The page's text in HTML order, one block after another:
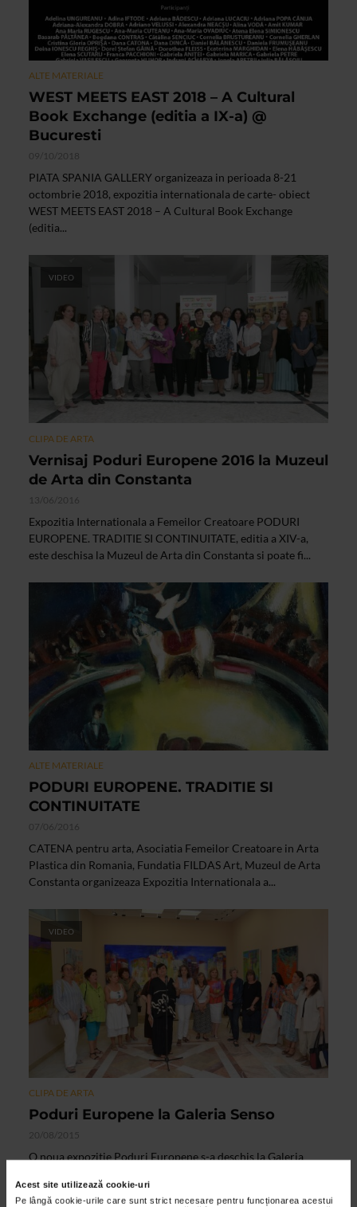
Acest site utilizează cookie-uri
Pe lângă cookie-urile care sunt strict necesare pentru funcționarea acestui
ALTE MATERIALE
WEST MEETS EAST 2018 – A Cultural
Book Exchange (editia a IX-a) @
Bucuresti
09/10/2018
PIATA SPANIA GALLERY organizeaza in perioada 8-21
octombrie 2018, expozitia internationala de carte- obiect
WEST MEETS EAST 2018 – A Cultural Book Exchange
(editia...
VIDEO
CLIPA DE ARTA
Vernisaj Poduri Europene 2016 la Muzeul
de Arta din Constanta
13/06/2016
Expozitia Internationala a Femeilor Creatoare PODURI
EUROPENE. TRADITIE SI CONTINUITATE, editia a XIV-a,
este deschisa la Muzeul de Arta din Constanta si poate fi...
ALTE MATERIALE
PODURI EUROPENE. TRADITIE SI
CONTINUITATE
07/06/2016
CATENA pentru arta, Asociatia Femeilor Creatoare in Arta
Plastica din Romania, Fundatia FILDAS Art, Muzeul de Arta
Constanta organizeaza Expozitia Internationala a...
VIDEO
CLIPA DE ARTA
Poduri Europene la Galeria Senso
20/08/2015
O noua expozitie Poduri Europene s-a deschis la Galeria
de Arta Feminina Contemporana cuprinde creatiile...